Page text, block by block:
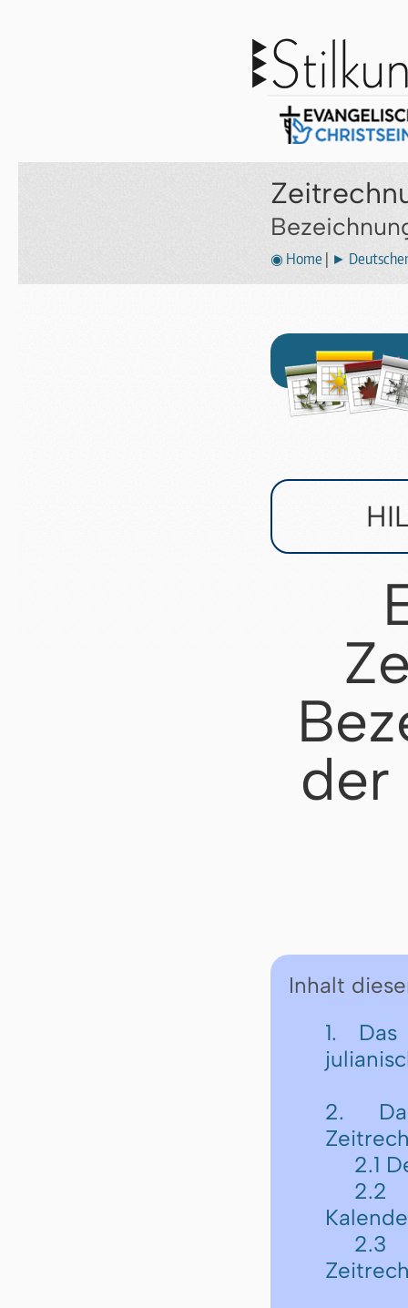
◉ Home ►
der
Inhalt
1.
2.
2.1
2.2
2.3